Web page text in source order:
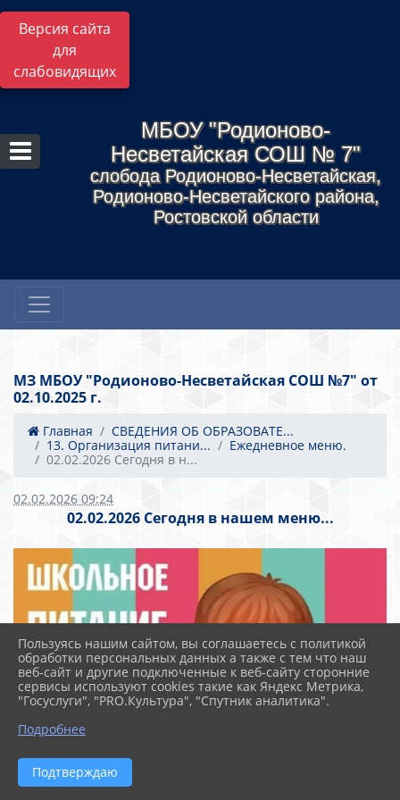
Версия сайта
для
слабовидящих
МБОУ "Родионово-
Несветайская СОШ № 7"
слобода Родионово-Несветайская,
Родионово-Несветайского района,
Ростовской области
МЗ МБОУ "Родионово-Несветайская СОШ №7" от
02.10.2025 г.
Главная
СВЕДЕНИЯ ОБ ОБРАЗОВАТЕ...
13. Организация питани...
Ежедневное меню.
02.02.2026 Сегодня в н...
02.02.2026 09:24
02.02.2026 Сегодня в нашем меню...
Пользуясь нашим сайтом, вы соглашаетесь с политикой
обработки персональных данных а также с тем что наш
веб-сайт и другие подключенные к веб-сайту сторонние
сервисы используют cookies такие как Яндекс Метрика,
"Госуслуги", "PRO.Культура", "Спутник аналитика".
Подробнее
Подтверждаю